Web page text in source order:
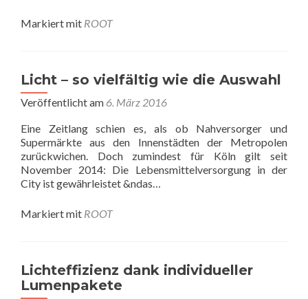
Markiert mit ROOT
Licht – so vielfältig wie die Auswahl
Veröffentlicht am 6. März 2016
Eine Zeitlang schien es, als ob Nahversorger und
Supermärkte aus den Innenstädten der Metropolen
zurückwichen. Doch zumindest für Köln gilt seit
November 2014: Die Lebensmittelversorgung in der
City ist gewährleistet &ndas…
Markiert mit ROOT
Lichteffizienz dank individueller
Lumenpakete